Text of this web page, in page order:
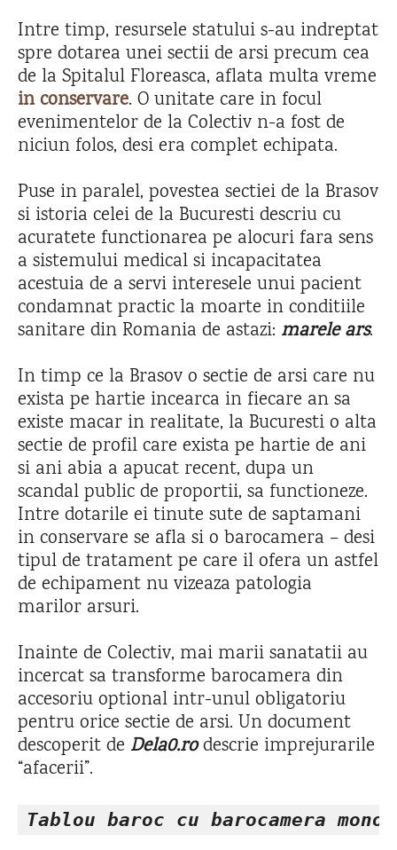
Intre timp, resursele statului s-au indreptat
spre dotarea unei sectii de arsi precum cea
de la Spitalul Floreasca, aflata multa vreme
in conservare. O unitate care in focul
evenimentelor de la Colectiv n-a fost de
niciun folos, desi era complet echipata.
Puse in paralel, povestea sectiei de la Brasov
si istoria celei de la Bucuresti descriu cu
acuratete functionarea pe alocuri fara sens
a sistemului medical si incapacitatea
acestuia de a servi interesele unui pacient
condamnat practic la moarte in conditiile
sanitare din Romania de astazi: marele ars.
In timp ce la Brasov o sectie de arsi care nu
exista pe hartie incearca in fiecare an sa
existe macar in realitate, la Bucuresti o alta
sectie de profil care exista pe hartie de ani
si ani abia a apucat recent, dupa un
scandal public de proportii, sa functioneze.
Intre dotarile ei tinute sute de saptamani
in conservare se afla si o barocamera – desi
tipul de tratament pe care il ofera un astfel
de echipament nu vizeaza patologia
marilor arsuri.
Inainte de Colectiv, mai marii sanatatii au
incercat sa transforme barocamera din
accesoriu optional intr-unul obligatoriu
pentru orice sectie de arsi. Un document
descoperit de Dela0.rodescrie imprejurarile
“afacerii”.
Tablou baroc cu barocamera